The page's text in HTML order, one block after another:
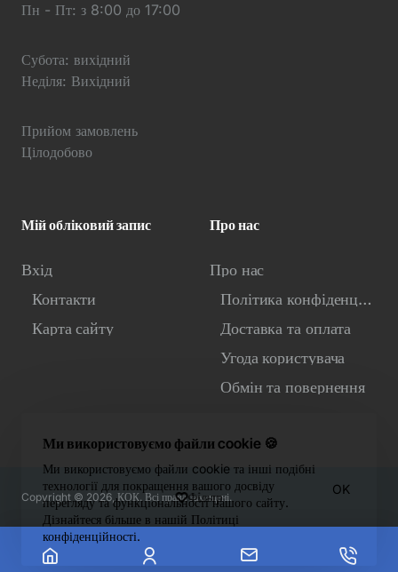
Ми використовуємо файли cookie 🍪
Ми використовуємо файли cookie та інші подібні
технології для покращення вашого досвіду
перегляду та функціональності нашого сайту.
Дізнайтеся більше в нашій Політиці
конфіденційності.
OK
Пн - Пт: з 8:00 до 17:00
Субота: вихідний
Неділя: Вихідний
Прийом замовлень
Цілодобово
Мій обліковий запис
Вхід
Контакти
Карта сайту
Про нас
Про нас
Політика конфіденційності
Доставка та оплата
Угода користувача
Обмін та повернення
Copyright © 2026, КОК. Всі права захищені.
Фiльтр